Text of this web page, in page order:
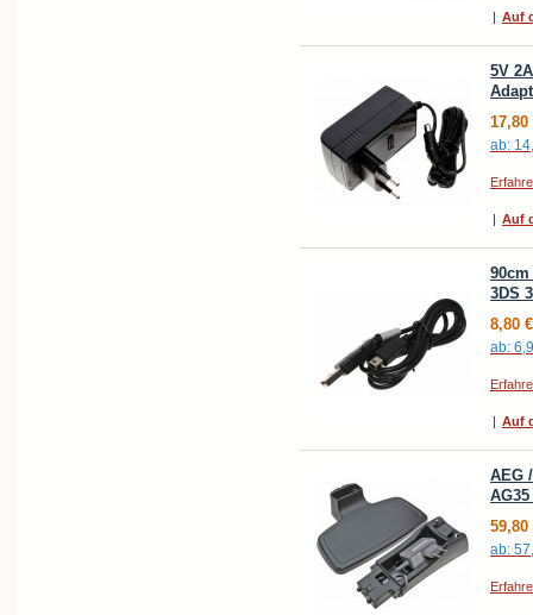
| Auf
5V
17,80
ab:
| Auf
3DS
8,80 €
ab:
| Auf
AEG
AG35
59,80
ab: